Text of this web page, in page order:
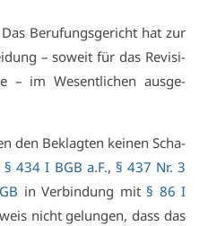
Be­ru­fungs­ge­richt hat zur
– so­weit für das Re­vi­si­
– im We­sent­li­chen aus­ge­
den Be­klag­ten kei­nen Scha­
§ 434 I BGB a.F., § 437 Nr. 3
in Ver­bin­dung mit § 86 I
nicht ge­lun­gen, dass das